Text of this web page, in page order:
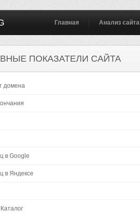
Главная Анализ сайта
ПОКАЗАТЕЛИ САЙТА
домена
в Google
в Яндексе